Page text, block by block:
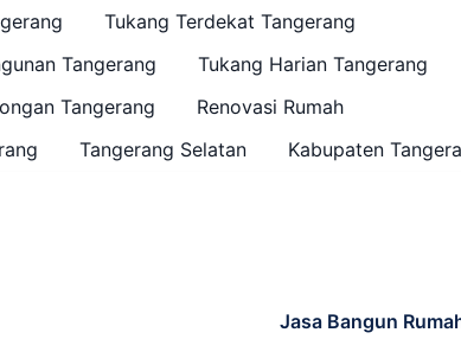
Tukang Terdekat Tangerang
Tangerang
Tukang Harian Tangerang
Tangerang
Renovasi Rumah
Tangerang Selatan Kabupaten
Jasa Bangun